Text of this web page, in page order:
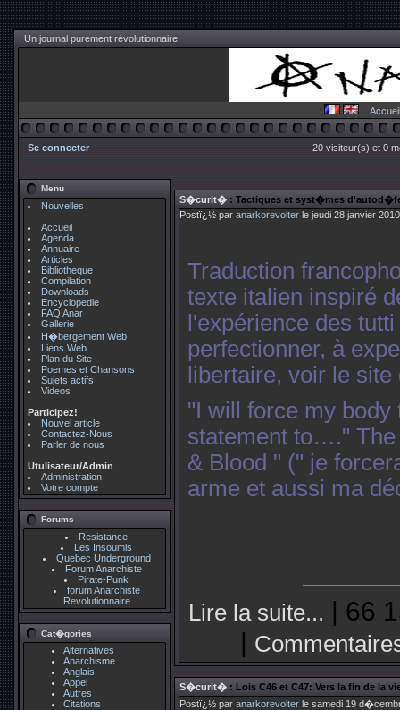
Un journal purement révolutionnaire
Accueil
Se connecter 20 visiteur(s) et 0
Menu
Nouvelles
Accueil
Agenda
Annuaire
Articles
Bibliotheque
Compilation
Downloads
Encyclopedie
FAQ Anar
Gallerie
H�bergement Web
Liens Web
Plan du Site
Poemes et Chansons
Sujets actifs
Videos
Participez!
Nouvel article
Contactez-Nous
Parler de nous
Utulisateur/Admin
Administration
Votre compte
Forums
Resistance
Les Insoumis
Quebec Underground
Forum Anarchiste
Pirate-Punk
forum Anarchiste
Revolutionnaire
Cat�gories
Alternatives
Anarchisme
Anglais
Appel
Autres
Citations
S�curit� : Tactiques et syst�mes
Postï¿½ par anarkorevolter le jeudi 28 janvier
Traduction
texte italien inspiré
l'expérience des
perfectionner, à
libertaire, voir le
"I will force my body
statement to…." The
& Blood " (" je
arme et aussi ma
Lire la suite... | 66
|
S�curit� : Lois C46 et C47: Vers la fin de la
Postï¿½ par anarkorevolter le samedi 19